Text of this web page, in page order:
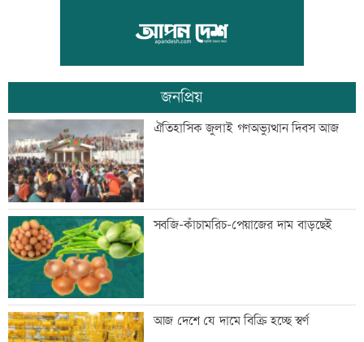
সিলেটে দুই বাসের সংঘর্ষে প্রাণ গেল
আটজনের
দুপুরের মধ্যে ঝোড়ো হাওয়াসহ বজ্রবৃষ্টি হতে
পারে যেসব অঞ্চলে
ডিএমপির ১২ ঊর্ধ্বতন কর্মকর্তাকে বদলি
জন্মসূত্রে নাগরিকত্ব সীমিত করতে ট্রাম্পের
নতুন নির্বাহী আদেশ
জনপ্রিয়
ঐতিহাসিক জুলাই গণঅভ্যুত্থান দিবস আজ
সবজি-কাঁচামরিচ-পেয়াজের দাম বাড়ছেই
আজ দেশে যে দামে বিক্রি হচ্ছে স্বর্ণ